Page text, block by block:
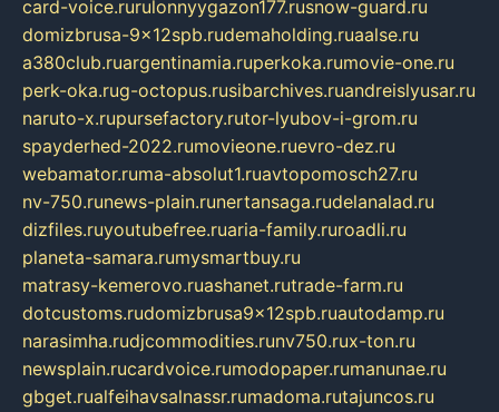
card-voice.rurulonnyygazon177.rusnow-guard.ru
domizbrusa-9x12spb.rudemaholding.ruaalse.ru
a380club.ruargentinamia.ruperkoka.rumovie-one.ru
perk-oka.rug-octopus.rusibarchives.ruandreislyusar.ru
naruto-x.rupursefactory.rutor-lyubov-i-grom.ru
spayderhed-2022.rumovieone.ruevro-dez.ru
webamator.ruma-absolut1.ruavtopomosch27.ru
nv-750.runews-plain.runertansaga.rudelanalad.ru
dizfiles.ruyoutubefree.ruaria-family.ruroadli.ru
planeta-samara.rumysmartbuy.ru
matrasy-kemerovo.ruashanet.rutrade-farm.ru
dotcustoms.rudomizbrusa9x12spb.ruautodamp.ru
narasimha.rudjcommodities.runv750.rux-ton.ru
newsplain.rucardvoice.rumodopaper.rumanunae.ru
gbget.rualfeihavsalnassr.rumadoma.rutajuncos.ru